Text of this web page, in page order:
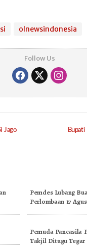
olnewsindonesia
Follow Us
Jago
Pemdes Lubang
Perlombaan 17
Pemuda Pancasila
Takjil Ditugu Tegar